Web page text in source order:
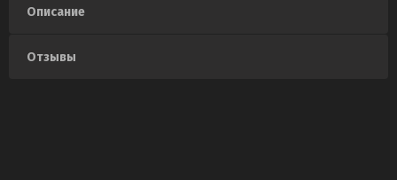
Описание
Отзывы